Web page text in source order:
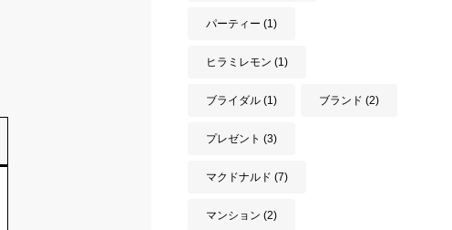
パーティー (1)
ヒラミレモン (1)
ブライダル (1) ブランド (2)
プレゼント (3)
マクドナルド (7)
マンション (2)